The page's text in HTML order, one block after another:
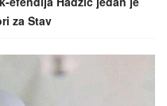
za Stav